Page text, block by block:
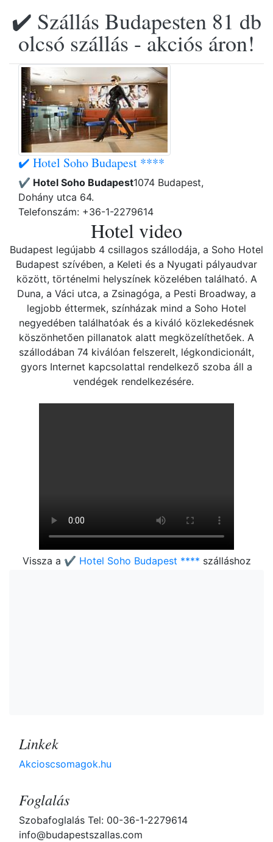
✔️ Szállás Budapesten 81 db
olcsó szállás - akciós áron!
✔️ Hotel Soho Budapest ****
✔️ Hotel Soho Budapest1074 Budapest,
Dohány utca 64.
Telefonszám: +36-1-2279614
Hotel video
Budapest legújabb 4 csillagos szállodája, a Soho Hotel
Budapest szívében, a Keleti és a Nyugati pályaudvar
között, történelmi helyszínek közelében található. A
Duna, a Váci utca, a Zsinagóga, a Pesti Broadway, a
legjobb éttermek, színházak mind a Soho Hotel
negyedében találhatóak és a kiváló közlekedésnek
köszönhetően pillanatok alatt megközelíthetőek. A
szállodában 74 kiválóan felszerelt, légkondicionált,
gyors Internet kapcsolattal rendelkező szoba áll a
vendégek rendelkezésére.
Vissza a ✔️ Hotel Soho Budapest **** szálláshoz
Linkek
Akcioscsomagok.hu
Foglalás
Szobafoglalás Tel: 00-36-1-2279614
info@budapestszallas.com